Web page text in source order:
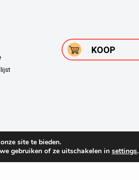
KOOP
site te bieden.
gebruiken of ze uitschakelen insettings.